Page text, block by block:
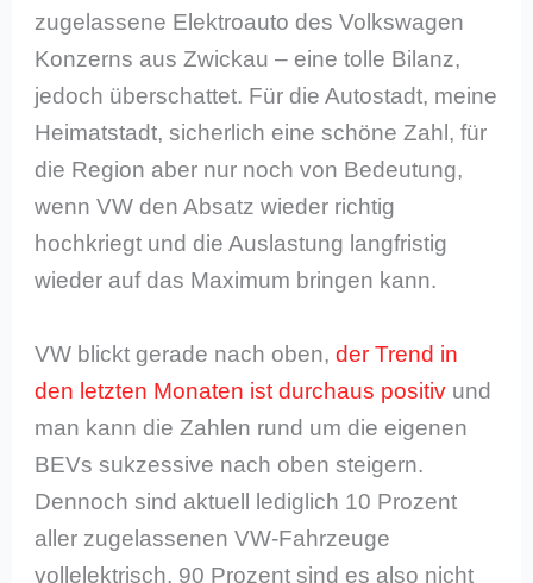
zugelassene Elektroauto des Volkswagen
Konzerns aus Zwickau – eine tolle Bilanz,
jedoch überschattet. Für die Autostadt, meine
Heimatstadt, sicherlich eine schöne Zahl, für
die Region aber nur noch von Bedeutung,
wenn VW den Absatz wieder richtig
hochkriegt und die Auslastung langfristig
wieder auf das Maximum bringen kann.
VW blickt gerade nach oben,der Trend in
den letzten Monaten ist durchaus positiv und
man kann die Zahlen rund um die eigenen
BEVs sukzessive nach oben steigern.
Dennoch sind aktuell lediglich 10 Prozent
aller zugelassenen VW-Fahrzeuge
vollelektrisch, 90 Prozent sind es also nicht